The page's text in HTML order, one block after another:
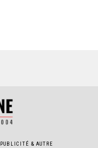
PUBLICITÉ & AUTRE